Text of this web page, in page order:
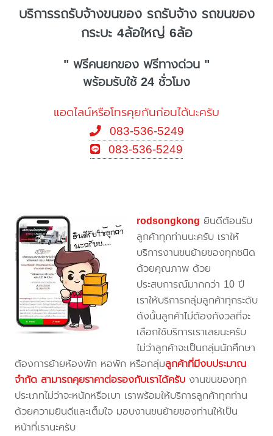
บริการรถรับจ้างขนของ รถรับจ้าง รถขนของ
กระบะ 4ล้อใหญ่ 6ล้อ
" ฟรีคนยกของ ฟรีทางด่วน "
พร้อมรับใช้ 24 ชั่วโมง
แอดไลน์หรือโทรคุยกันก่อนได้นะครับ
083-536-5249
083-536-5249
rodsongkong ยินดีต้อนรับ
ลูกค้าทุกท่านนะครับ เราให้
บริการงานขนย้ายของทุกชนิด
ด้วยคุณภาพ ด้วย
ประสบการณ์มากกว่า 10 ปี
เราให้บริการกลุ่มลูกค้าทุกระดับ
ดังนั้นลูกค้าไม่ต้องกังวลที่จะ
เลือกใช้บริการเราเลยนะครับ
ไม่ว่าลูกค้าจะเป็นกลุ่มนักศึกษา
ต้องการย้ายห้องพัก หอพัก หรือกลุ่มลูกค้าที่มีงบประมาณ
จำกัด สามารถคุยราคาต่อรองกับเราได้ครับ งานขนของทุก
ประเภทไม่ว่าจะหนักหรือเบา เราพร้อมให้บริการลูกค้าทุกท่าน
ด้วยความยินดีและเต็มใจ มอบงานขนย้ายของท่านให้เป็น
หน้าที่เรานะครับ